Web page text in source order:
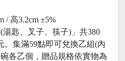
/ 高3.2cm ±5%
湯匙、叉子、筷子)」 共380
。集滿59點即可兌換乙組(內
各乙個，贈品規格依實物為